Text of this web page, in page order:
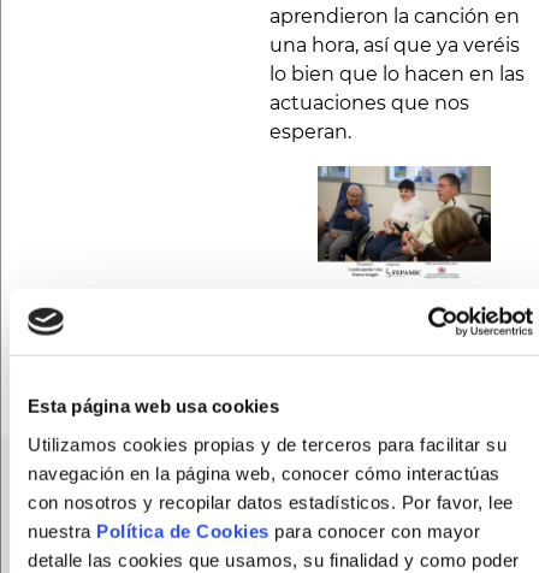
Esta página web usa cookies
Utilizamos cookies propias y de terceros para facilitar su
navegación en la página web, conocer cómo interactúas
con nosotros y recopilar datos estadísticos. Por favor, lee
nuestra Política de Cookies para conocer con mayor
detalle las cookies que usamos, su finalidad y como poder
aprendieron la canción en
una hora, así que ya veréis
lo bien que lo hacen en las
actuaciones que nos
esperan.
COMPÁRTELO
TE LLAMAMOS
Si necesitas ayuda ¡Te